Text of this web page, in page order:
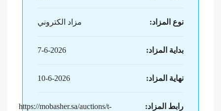
نوع المزاد: مزاد الكتروني
بداية المزاد: 7-6-2026
نهاية المزاد: 10-6-2026
رابط المزاد: https://mobasher.sa/auctions/t-